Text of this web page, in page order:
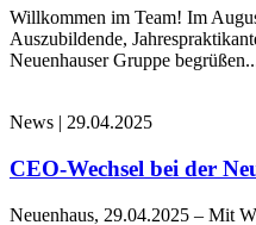
Willkommen im Team! Im
Auszubildende,
Neuenhauser Gruppe
News | 29.04.2025
CEO-Wechsel bei der
Neuenhaus, 29.04.2025 – Mit